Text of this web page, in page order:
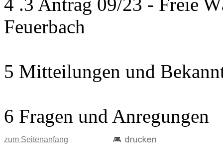
Feuerbach
5 Mitteilungen und
6 Fragen und Anregungen
zum Seitenanfang